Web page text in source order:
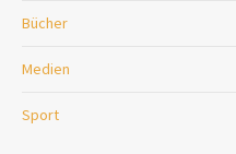
Bücher
Medien
Sport